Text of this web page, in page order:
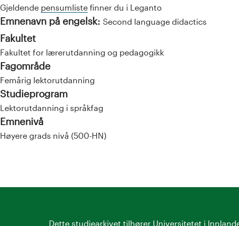
Gjeldende pensumliste finner du i Leganto
Emnenavn på engelsk: Second language didactics
Fakultet
Fakultet for lærerutdanning og pedagogikk
Fagområde
Femårig lektorutdanning
Studieprogram
Lektorutdanning i språkfag
Emnenivå
Høyere grads nivå (500-HN)
Dette studiearkivet tilhører Universitetet i